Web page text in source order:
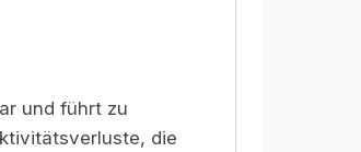
und führt zu
die